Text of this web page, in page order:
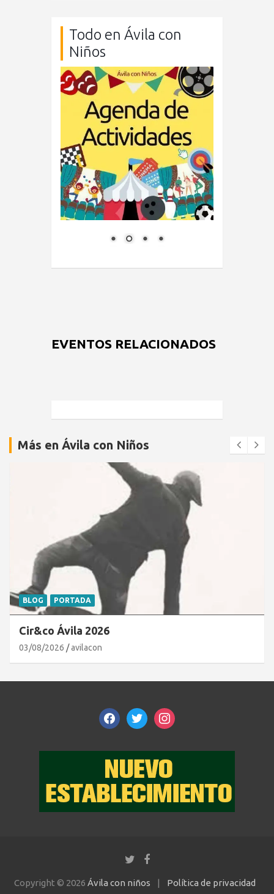
Todo en Ávila con
Niños
EVENTOS RELACIONADOS
Más en Ávila con Niños
BLOG PORTADA
Cir&co Ávila 2026
03/08/2026 avilacon
facebooktwitterinstagram
Copyright © 2026 Ávila con niños Política de privacidad